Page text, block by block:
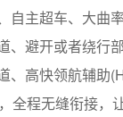
自主超车、大曲
、避开或者绕行
、高快领航辅助
全程无缝衔接，